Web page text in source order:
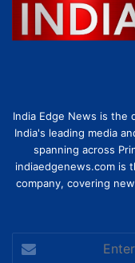
India Edge News is the
India's leading media
spanning across
indiaedgenews.com is
company, covering
your